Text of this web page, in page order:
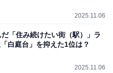
2025.11.06
「住み続けたい街（駅）」ラ
白庭台」を抑えた1位は？
2025.11.06